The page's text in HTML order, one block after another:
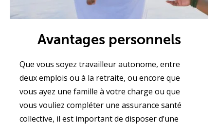
Avantages personnels
Que vous soyez travailleur autonome, entre
deux emplois ou à la retraite, ou encore que
vous ayez une famille à votre charge ou que
vous vouliez compléter une assurance santé
collective, il est important de disposer d’une